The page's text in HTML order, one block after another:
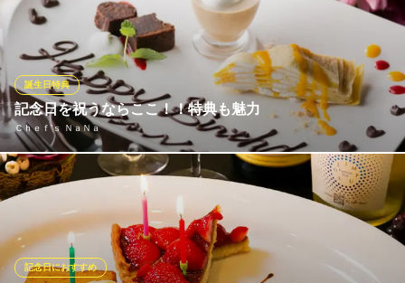
かわグルメグランプリ2013.2014優勝。 伝統にとらわれないスタ
イルで独自の料理や寿司が特徴の当店を一番楽しめるおまかせコ
ース。 予算に合わせて3500円、4500円、5500円と3種用意。その
日その時期の旬のネタと人気メニューやオリジナル寿司を満喫。
寿司バル 八幡BASE
日本酒×寿司×バル
都営新宿線本八幡駅 徒歩5分
千葉県市川市南八幡5-7-12 ルミエール1F
記念日を祝うならここ！！特典も魅力
Ｃｈｅｆ’ｓ ＮａＮａ
誕生日特典
本八幡で記念日を祝いたい！！雰囲気が良く、誕生特典もあるお
店をお探しなら当店へ！！ 誕生日での欠かせない条件として上げ
られるのがお店の雰囲気！！当店はお洒落な雰囲気で最高のひと
時をご提供致します。 【誕生日特典】メッセージ付き記念日プレ
ートをプレゼント！！⇒詳しくはクーポンページへ！！
記念日におすすめ